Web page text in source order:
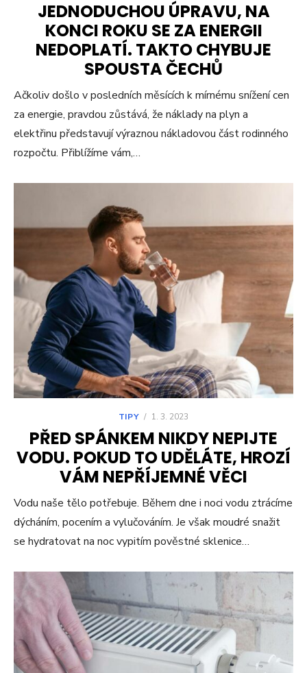
JEDNODUCHOU ÚPRAVU, NA
KONCI ROKU SE ZA ENERGII
NEDOPLATÍ. TAKTO CHYBUJE
SPOUSTA ČECHŮ
Ačkoliv došlo v posledních měsících k mírnému snížení cen
za energie, pravdou zůstává, že náklady na plyn a
elektřinu představují výraznou nákladovou část rodinného
rozpočtu. Přiblížíme vám,…
TIPY / 1. 3. 2023
PŘED SPÁNKEM NIKDY NEPIJTE
VODU. POKUD TO UDĚLÁTE, HROZÍ
VÁM NEPŘÍJEMNÉ VĚCI
Vodu naše tělo potřebuje. Během dne i noci vodu ztrácíme
dýcháním, pocením a vylučováním. Je však moudré snažit
se hydratovat na noc vypitím pověstné sklenice…